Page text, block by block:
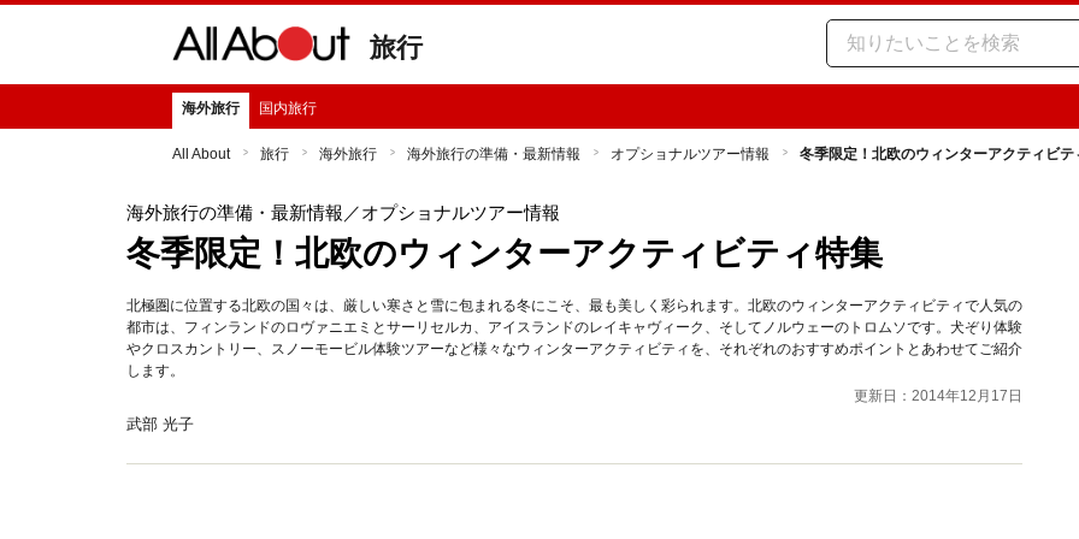
旅行
海外旅行 国内旅行
All About 旅行 海外旅行 海外旅行の準備・最新情報 オプショナルツアー情報 冬季限定！北欧のウィンターアクティビテ
海外旅行の準備・最新情報 ／オプショナルツアー情報
冬季限定！北欧のウィンターアクティビティ特集
北極圏に位置する北欧の国々は、厳しい寒さと雪に包まれる冬にこそ、最も美しく彩られます。北欧のウィンターアクティビティで人気の
都市は、フィンランドのロヴァニエミとサーリセルカ、アイスランドのレイキャヴィーク、そしてノルウェーのトロムソです。犬ぞり体験
やクロスカントリー、スノーモービル体験ツアーなど様々なウィンターアクティビティを、それぞれのおすすめポイントとあわせてご紹介
します。
更新日：2014年12月17日
武部 光子